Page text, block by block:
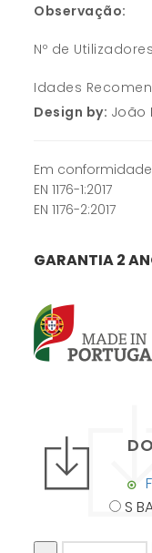
Observação:
Nº de
Idades
Design by: João
Em
EN 1176-1:2017
EN 1176-2:2017
GARANTIA 2
S